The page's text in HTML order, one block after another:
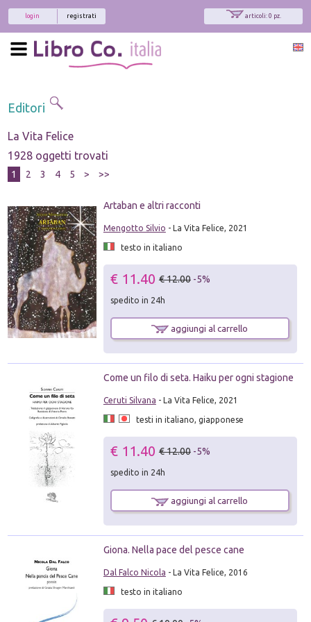
articoli: 0 pz.
registrati
login
Editori
La Vita Felice
1928 oggetti trovati
1 2 3 4 5 > >>
Artaban e altri racconti
Mengotto Silvio - La Vita Felice, 2021
testo in italiano
€ 11.40 € 12.00 -5%
spedito in 24h
aggiungi al carrello
Come un filo di seta. Haiku per ogni stagione
Ceruti Silvana - La Vita Felice, 2021
testi in italiano, giapponese
€ 11.40 € 12.00 -5%
spedito in 24h
aggiungi al carrello
Giona. Nella pace del pesce cane
Dal Falco Nicola - La Vita Felice, 2016
testo in italiano